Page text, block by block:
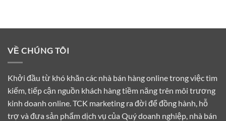
VỀ CHÚNG TÔI
Khởi đầu từ khó khăn các nhà bán hàng online trong việc tìm
kiếm, tiếp cận nguồn khách hàng tiềm năng trên môi trương
kinh doanh online. TCK marketing ra đời để đồng hành, hỗ
trợ và đưa sản phẩm dịch vụ của Quý doanh nghiệp, nhà bán